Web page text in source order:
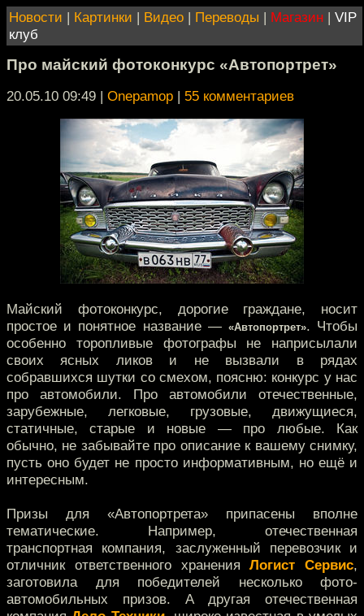
Новости | Картинки | Видео | Переводы | Магазин | VIP
клуб
Про майский фотоконкурс «Автопортрет»
20.05.10 09:49 | Onepamop | 55 комментариев
Майский фотоконкурс, дорогие граждане, носит
простое и понятное название — «Автопортрет». Чтобы
особенно торопливые фотографы не наприсылали
своих ясных ликов и не вызвали в рядах
собравшихся шутки со смехом, поясню: конкурс у нас
про автомобили. Про автомобили отечественные,
зарубежные, легковые, грузовые, движущиеся,
статичные, старые и новые — про любые. Как
обычно, не забывайте про описание к вашему снимку,
пусть оно будет не просто информативным, но ещё и
интересным.
Призы для «Автопортрета» припасены вполне
тематические. Например, отечественная
транспортная компания, заслуженный перевозчик и
отличник ответственного храненияЛогист Сервис,
заготовила для победителей несколько фото-
автомобильных призов. А другая отечественная